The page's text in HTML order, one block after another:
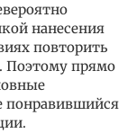
нанесения
повторить
Поэтому прямо
понравившийся